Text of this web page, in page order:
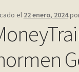
el 22 enero, 2024